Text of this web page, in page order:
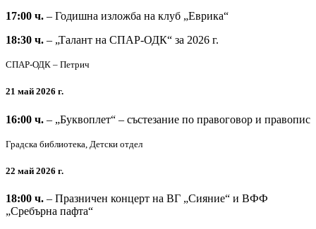
17:00 ч. – Годишна изложба на клуб „Еврика“
18:30 ч. – „Талант на СПАР-ОДК“ за 2026 г.
СПАР-ОДК – Петрич
21 май 2026 г.
16:00 ч. – „Буквоплет“ – състезание по правоговор и правопис
Градска библиотека, Детски отдел
22 май 2026 г.
18:00 ч. – Празничен концерт на ВГ „Сияние“ и ВФФ
„Сребърна пафта“